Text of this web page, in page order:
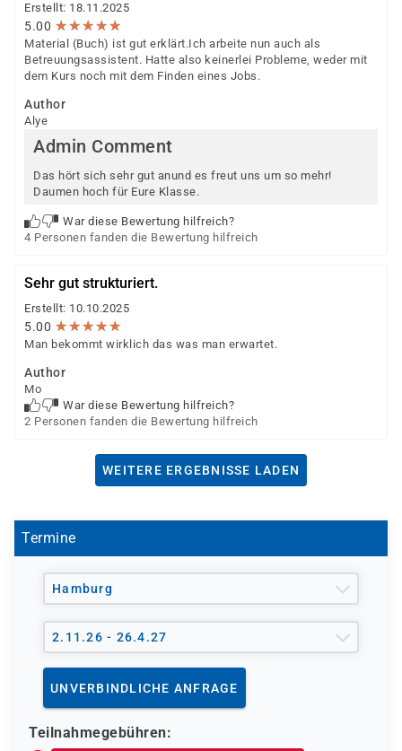
Erstellt: 18.11.2025
5.00 ★★★★★
★★★★★
Material (Buch) ist gut erklärt.Ich arbeite nun auch als
Betreuungsassistent. Hatte also keinerlei Probleme, weder mit
dem Kurs noch mit dem Finden eines Jobs.
Author
Alye
Admin Comment
Das hört sich sehr gut anund es freut uns um so mehr!
Daumen hoch für Eure Klasse.
War diese Bewertung hilfreich?
4 Personen fanden die Bewertung hilfreich
Sehr gut strukturiert.
Erstellt: 10.10.2025
5.00 ★★★★★
★★★★★
Man bekommt wirklich das was man erwartet.
Author
Mo
War diese Bewertung hilfreich?
2 Personen fanden die Bewertung hilfreich
WEITERE ERGEBNISSE LADEN
Termine
Hamburg
2.11.26 - 26.4.27
UNVERBINDLICHE ANFRAGE
Teilnahmegebühren: